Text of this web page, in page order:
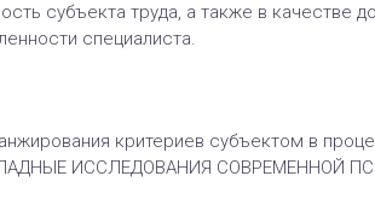
субъекта труда, а также в качестве
специалиста.
критериев субъектом в
ИССЛЕДОВАНИЯ СОВРЕМЕННОЙ